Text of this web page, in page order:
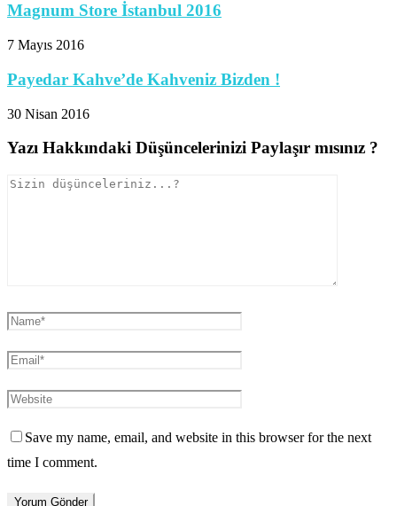
Magnum Store İstanbul 2016
7 Mayıs 2016
Payedar Kahve’de Kahveniz Bizden !
30 Nisan 2016
Yazı Hakkındaki Düşüncelerinizi Paylaşır mısınız ?
Save my name, email, and website in this browser for the next
time I comment.